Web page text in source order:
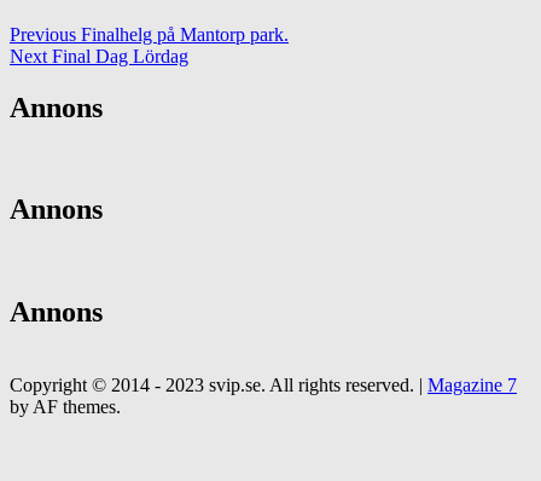
Previous Finalhelg på Mantorp park.
Next Final Dag Lördag
Annons
Annons
Annons
Copyright © 2014 - 2023 svip.se. All rights reserved. | Magazine 7
by AF themes.